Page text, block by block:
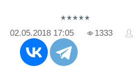
02.05.2018 17:05 1333